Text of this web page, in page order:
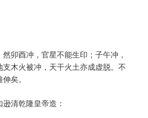
卯酉冲，官星不能生印；子午冲，
木火被冲，天干火土亦成虚脱。不
矣。
清乾隆皇帝造：